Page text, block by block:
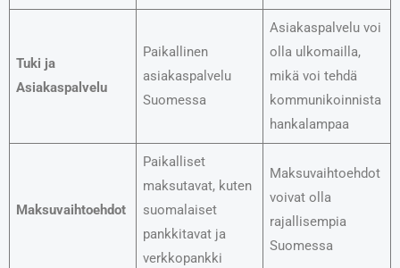
Tuki ja
Asiakaspalvelu
Paikallinen
asiakaspalvelu
Suomessa
Asiakaspalvelu voi
olla ulkomailla,
mikä voi tehdä
kommunikoinnista
hankalampaa
Maksuvaihtoehdot
Paikalliset
maksutavat, kuten
suomalaiset
pankkitavat ja
verkkopankki
Maksuvaihtoehdot
voivat olla
rajallisempia
Suomessa